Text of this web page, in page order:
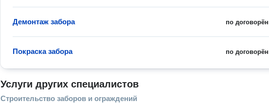
по
Демонтаж забора
по
Покраска забора
Услуги других специалистов
Строительство заборов и ограждений